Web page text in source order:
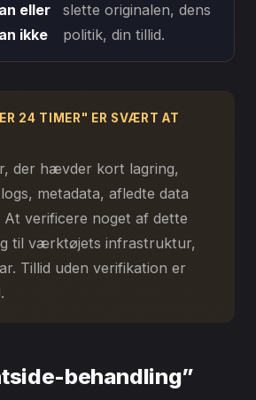
eller
ikke
slette originalen, dens
politik, din tillid.
24 TIMER" ER SVÆRT AT
der hævder kort lagring,
metadata, afledte data
At verificere noget af dette
til værktøjets infrastruktur,
Tillid uden verifikation er
behandling”